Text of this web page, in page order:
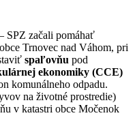
SPZ začali pomáhať
Trnovec nad Váhom, pri
spaľovňu pod
ekonomiky (CCE)
komunálneho odpadu.
na životné prostredie)
v katastri obce Močenok